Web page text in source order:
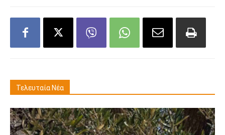
Τελευταία Νέα